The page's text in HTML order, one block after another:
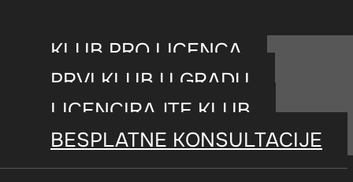
KLUB PRO LICENCA
PRVI KLUB U GRADU
LICENCIRAJTE KLUB
BESPLATNE KONSULTACIJE